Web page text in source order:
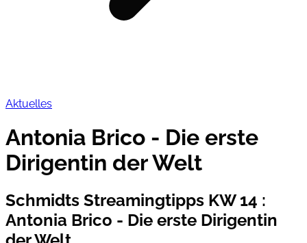
Aktuelles
Antonia Brico - Die erste
Dirigentin der Welt
Schmidts Streamingtipps KW 14 :
Antonia Brico - Die erste Dirigentin